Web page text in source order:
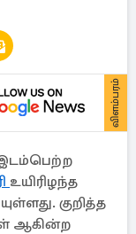
விளம்பரம்
உயிரிழந்த
குறித்த
ஆகின்ற